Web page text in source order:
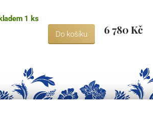
1 ks
Do košíku 6 780 Kč